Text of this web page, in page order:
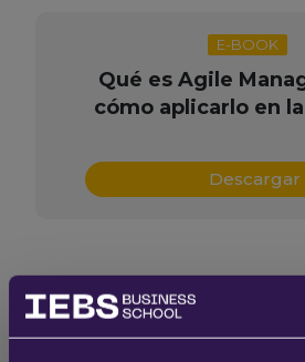
E-BOOK
Qué es Agile
cómo aplicarlo en
Descargar
¿Por qué es
un Agile